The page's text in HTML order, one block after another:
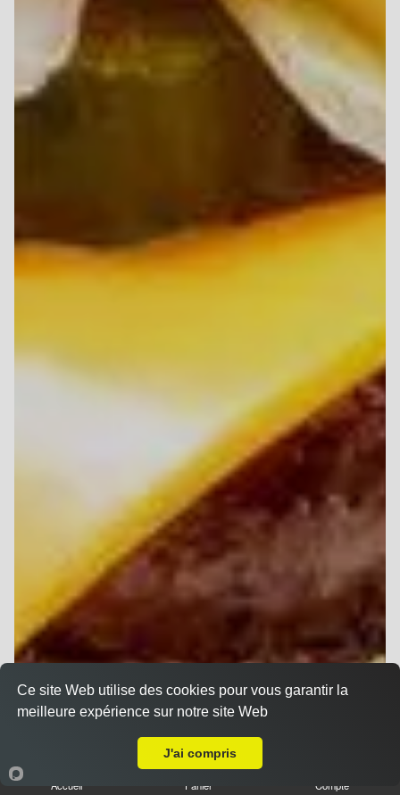
Accueil Panier Compte
Ce site Web utilise des cookies pour vous garantir la
meilleure expérience sur notre site Web
J'ai compris